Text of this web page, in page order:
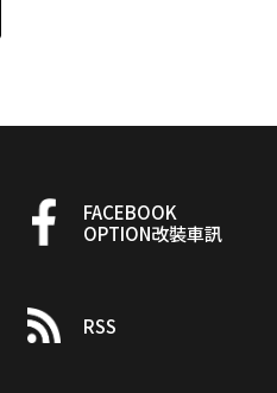
FACEBOOK
OPTION改裝車訊
RSS